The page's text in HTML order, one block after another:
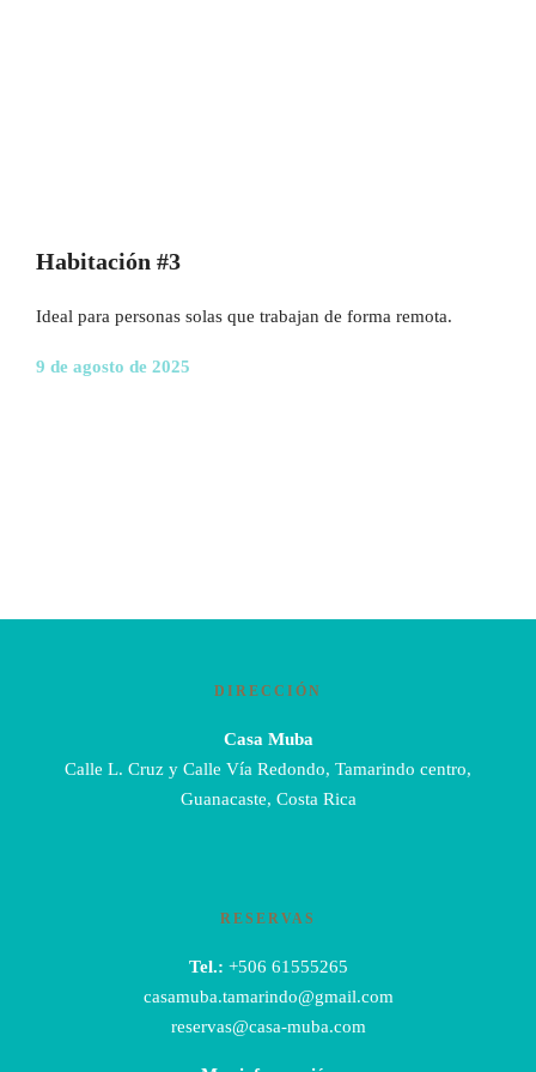
Habitación #3
Ideal para personas solas que trabajan de forma remota.
9 de agosto de 2025
DIRECCIÓN
Casa Muba
Calle L. Cruz y Calle Vía Redondo, Tamarindo centro,
Guanacaste, Costa Rica
RESERVAS
Tel.: +506 61555265
casamuba.tamarindo@gmail.com
reservas@casa-muba.com